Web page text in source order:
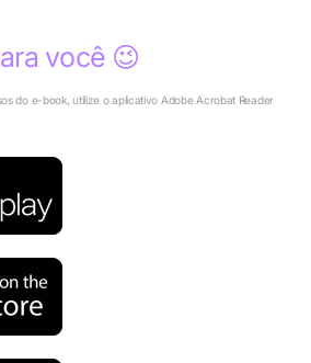
você 😉
do e-book, utilize o aplicativo Adobe Acrobat Reader